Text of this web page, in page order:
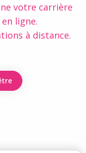
votre carrière
ligne.
à distance.